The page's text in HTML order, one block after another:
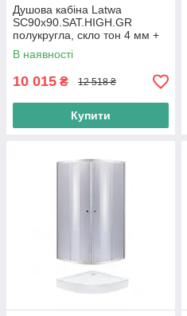
Душова кабіна Latwa
SC90x90.SAT.HIGH.GR
полукругла, скло тон 4 мм +
Душовий піддон KAPIELKA
ST90x90x41, з
В наявності
10 015 ₴ 12 518 ₴
Купити